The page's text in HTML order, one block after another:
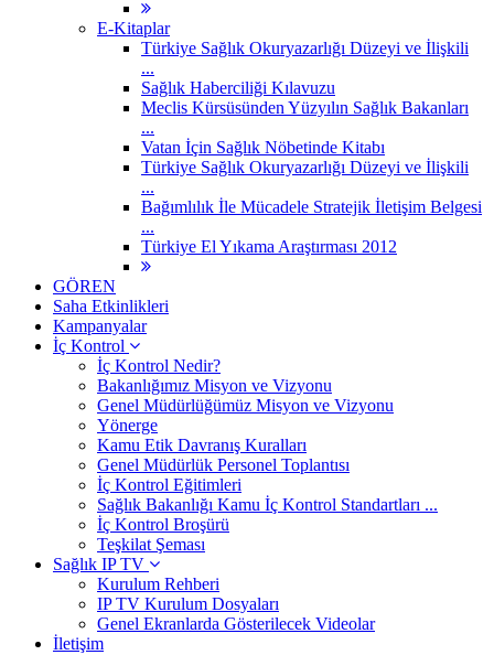
E-Kitaplar
Türkiye Sağlık Okuryazarlığı Düzeyi ve İlişkili
...
Sağlık Haberciliği Kılavuzu
Meclis Kürsüsünden Yüzyılın Sağlık Bakanları
...
Vatan İçin Sağlık Nöbetinde Kitabı
Türkiye Sağlık Okuryazarlığı Düzeyi ve İlişkili
...
Bağımlılık İle Mücadele Stratejik İletişim Belgesi
...
Türkiye El Yıkama Araştırması 2012
GÖREN
Saha Etkinlikleri
Kampanyalar
İç Kontrol
İç Kontrol Nedir?
Bakanlığımız Misyon ve Vizyonu
Genel Müdürlüğümüz Misyon ve Vizyonu
Yönerge
Kamu Etik Davranış Kuralları
Genel Müdürlük Personel Toplantısı
İç Kontrol Eğitimleri
Sağlık Bakanlığı Kamu İç Kontrol Standartları ...
İç Kontrol Broşürü
Teşkilat Şeması
Sağlık IP TV
Kurulum Rehberi
IP TV Kurulum Dosyaları
Genel Ekranlarda Gösterilecek Videolar
İletişim